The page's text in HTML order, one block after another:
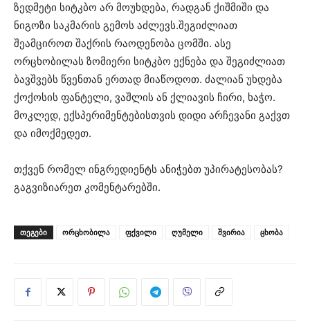
ზედმეტი სიტკბო არ მოუხდება, რადგან ქიშმიში და
ნიგოზი საკმარის გემოს აძლევს.შეგიძლიათ
შეამციროთ შაქრის რაოდენობა ცომში. ასე
ორცხობილას ზომიერი სიტკბო ექნება და შეგიძლიათ
ბავშვებს წვენთან ერთად მიაწოდოთ. ძალიან უხდება
ქოქოსის ფანტელი, ვაშლის ან ქლიავის ჩირი, ხაჭო.
მოკლედ, ექსპერიმენტებისთვის დიდი არჩევანი გაქვთ
და იმოქმედეთ.
თქვენ რომელ ინგრედიენტს ანიჭებთ უპირატესობას?
გაგვიზიარეთ კომენტარებში.
ᲗᲔᲒᲔᲑᲘ ორცხობილა ფქვილი ღუმელი შვირია ცხობა